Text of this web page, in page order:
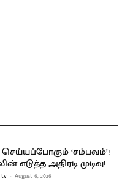
செய்யப்போகும் ‘சம்பவம்’!
எடுத்த அதிரடி முடிவு!
tv - August 6, 2026